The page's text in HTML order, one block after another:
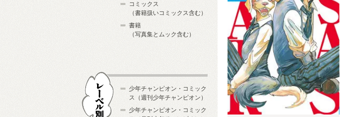
コミックス
（書籍扱いコミックス含む）
書籍
（写真集とムック含む）
少年チャンピオン・コミック
ス（週刊少年チャンピオン）
少年チャンピオン・コミック